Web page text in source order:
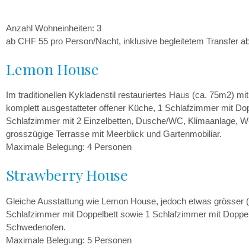
Anzahl Wohneinheiten: 3
ab CHF 55 pro Person/Nacht, inklusive begleitetem Transfer
Lemon House
Im traditionellen Kykladenstil restauriertes Haus (ca. 75m2)
komplett ausgestatteter offener Küche, 1 Schlafzimmer mit
Schlafzimmer mit 2 Einzelbetten, Dusche/WC, Klimaanlage,
grosszügige Terrasse mit Meerblick und Gartenmobiliar.
Maximale Belegung: 4 Personen
Strawberry House
Gleiche Ausstattung wie Lemon House, jedoch etwas grösser
Schlafzimmer mit Doppelbett sowie 1 Schlafzimmer mit
Schwedenofen.
Maximale Belegung: 5 Personen